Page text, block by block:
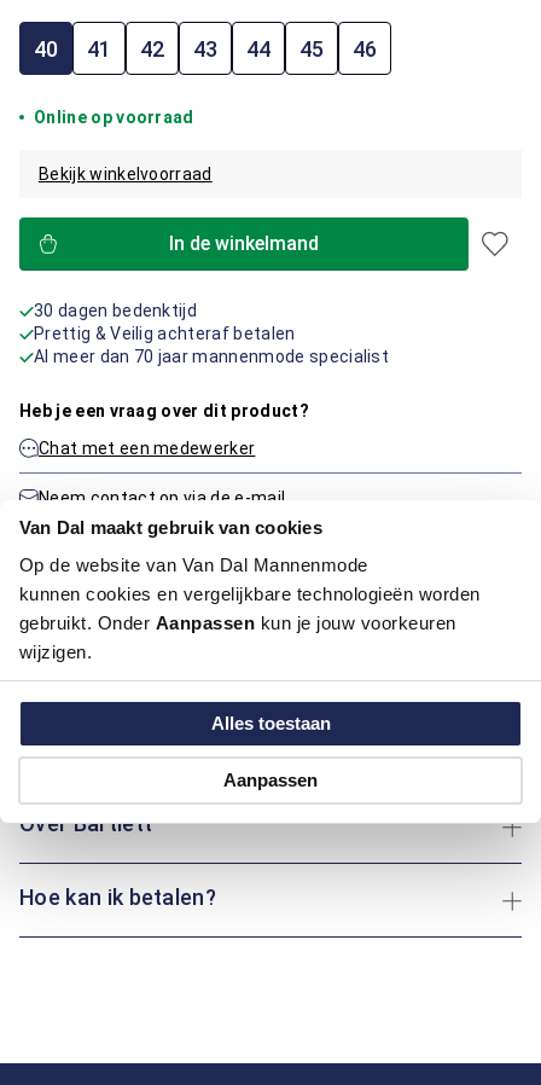
Van Dal maakt gebruik van cookies
Op de website van Van Dal Mannenmode
kunnen cookies en vergelijkbare technologieën worden
gebruikt. Onder Aanpassen kun je jouw voorkeuren
wijzigen.
Alles toestaan
Aanpassen
40 41 42 43 44 45 46
Online op voorraad
Bekijk winkelvoorraad
In de winkelmand
30 dagen bedenktijd
Prettig & Veilig achteraf betalen
Al meer dan 70 jaar mannenmode specialist
Heb je een vraag over dit product?
Chat met een medewerker
Neem contact op via de e-mail
Productinformatie
Artikelnummer
Kleur:
Blauw/Navy
Maatinformatie
Over Bartlett
Hoe kan ik betalen?